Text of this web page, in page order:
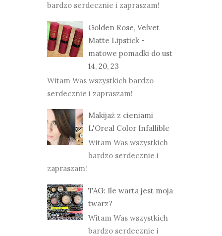
bardzo serdecznie i zapraszam!
Golden Rose, Velvet
Matte Lipstick -
matowe pomadki do ust
14, 20, 23
Witam Was wszystkich bardzo
serdecznie i zapraszam!
Makijaż z cieniami
L'Oreal Color Infallible
Witam Was wszystkich
bardzo serdecznie i
zapraszam!
TAG: Ile warta jest moja
twarz?
Witam Was wszystkich
bardzo serdecznie i